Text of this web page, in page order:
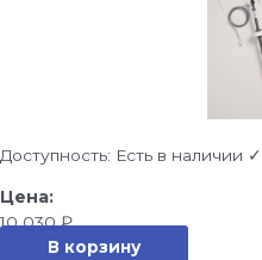
Доступность: Есть в наличии ✓
10 030₽
В корзину